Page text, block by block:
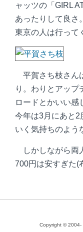
ャッツの「GIRL
あったりして良さ
東京の人は行って
平賀さち枝さん
り。わりとアップ
ロードとかいい感
今年は3月にあと2
いく気持ちのよう
しかしながら両
700円は安すぎた(
Copyright © 2004-